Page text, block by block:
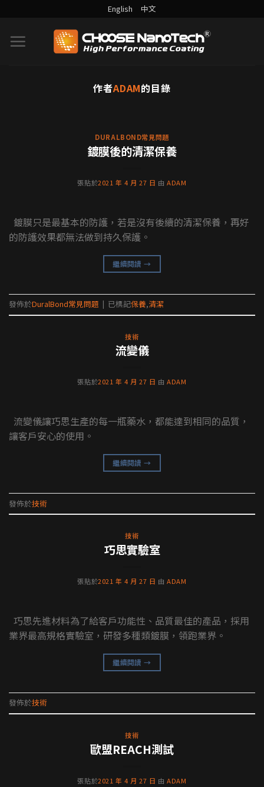
English 中文
作者ADAM的目錄
背後功臣就是藝術裝置鍍膜
當中有21座是羅 [...] [...]
DURALBOND常見問題
鍍膜後的清潔保養
張貼於2021 年 4 月 27 日 由ADAM
鍍膜只是最基本的防護，若是沒有後續的清潔保養，再好
的防護效果都無法做到持久保護。
繼續閱讀→
發佈於DuralBond常見問題 | 已標記保養,清潔
技術
流變儀
張貼於2021 年 4 月 27 日 由ADAM
流變儀讓巧思生產的每一瓶藥水，都能達到相同的品質，
讓客戶安心的使用。
繼續閱讀→
發佈於技術
技術
巧思實驗室
張貼於2021 年 4 月 27 日 由ADAM
巧思先進材料為了給客戶功能性、品質最佳的產品，採用
業界最高規格實驗室，研發多種類鍍膜，領跑業界。
繼續閱讀→
發佈於技術
技術
歐盟REACH測試
張貼於2021 年 4 月 27 日 由ADAM